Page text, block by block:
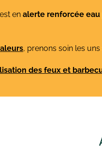
en alerte renforcée
, prenons soin les
des feux et